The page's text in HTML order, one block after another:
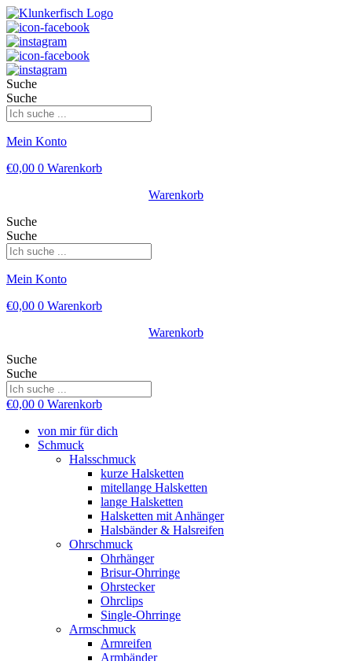
Suche
Suche
Mein Konto
€0,00 0 Warenkorb
Warenkorb
Suche
Suche
Mein Konto
€0,00 0 Warenkorb
Warenkorb
Suche
Suche
€0,00 0 Warenkorb
von mir für dich
Schmuck
Halsschmuck
kurze Halsketten
mitellange Halsketten
lange Halsketten
Halsketten mit Anhänger
Halsbänder & Halsreifen
Ohrschmuck
Ohrhänger
Brisur-Ohrringe
Ohrstecker
Ohrclips
Single-Ohrringe
Armschmuck
Armreifen
Armbänder